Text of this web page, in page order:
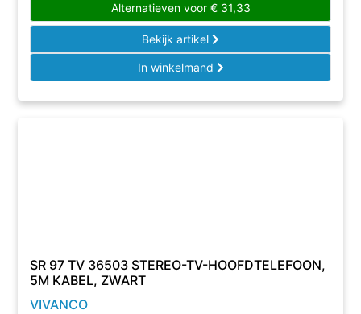
Alternatieven voor €31,33
Bekijk artikel
In winkelmand
SR 97 TV 36503 STEREO-TV-HOOFDTELEFOON,
5M KABEL, ZWART
VIVANCO